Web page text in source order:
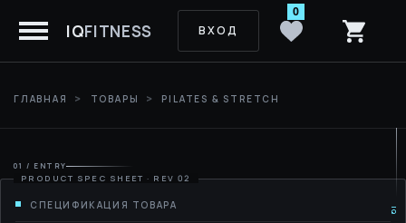
IQFITNESS ВХОД
0
ГЛАВНАЯ ТОВАРЫ PILATES & STRETCH
01 / ENTRY
IQ